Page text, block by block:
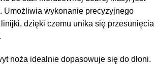
Umożliwia wykonanie precyzyjnego
dzięki czemu unika się przesunięcia
noża idealnie dopasowuje się do dłoni.